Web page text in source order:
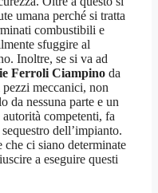
umana perché si tratta
combustibili e
sfuggire al
Inoltre, se si va ad
Ferroli Ciampino da
meccanici, non
da nessuna parte e un
competenti, fa
dell’impianto.
ci siano determinate
a eseguire questi